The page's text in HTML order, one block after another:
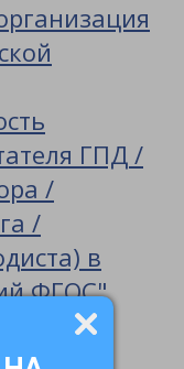
ГПД /
/
/
в
ФГОС"
/